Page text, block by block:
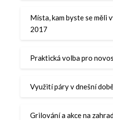
Místa, kam byste se měli
2017
Praktická volba pro
Využití páry v dnešní
Grilování a akce na